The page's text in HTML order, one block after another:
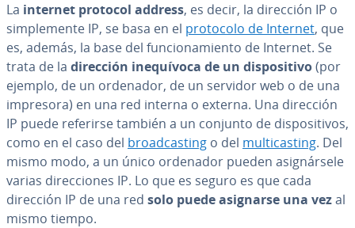
La internet protocol address, es decir, la dirección IP o
si­m­ple­me­n­te IP, se basa en el protocolo de Internet, que
es, además, la base del fu­n­cio­na­mie­n­to de Internet. Se
trata de la dirección ine­quí­vo­ca de un di­s­po­si­ti­vo(por
ejemplo, de un ordenador, de un servidor web o de una
impresora) en una red interna o externa. Una dirección
IP puede referirse también a un conjunto de di­s­po­si­ti­vos,
como en el caso del broa­d­ca­s­ti­ng o del mu­l­ti­ca­s­ti­ng. Del
mismo modo, a un único ordenador pueden asi­g­nár­se­le
varias di­re­c­cio­nes IP. Lo que es seguro es que cada
dirección IP de una red solo puede asignarse una vezal
mismo tiempo.